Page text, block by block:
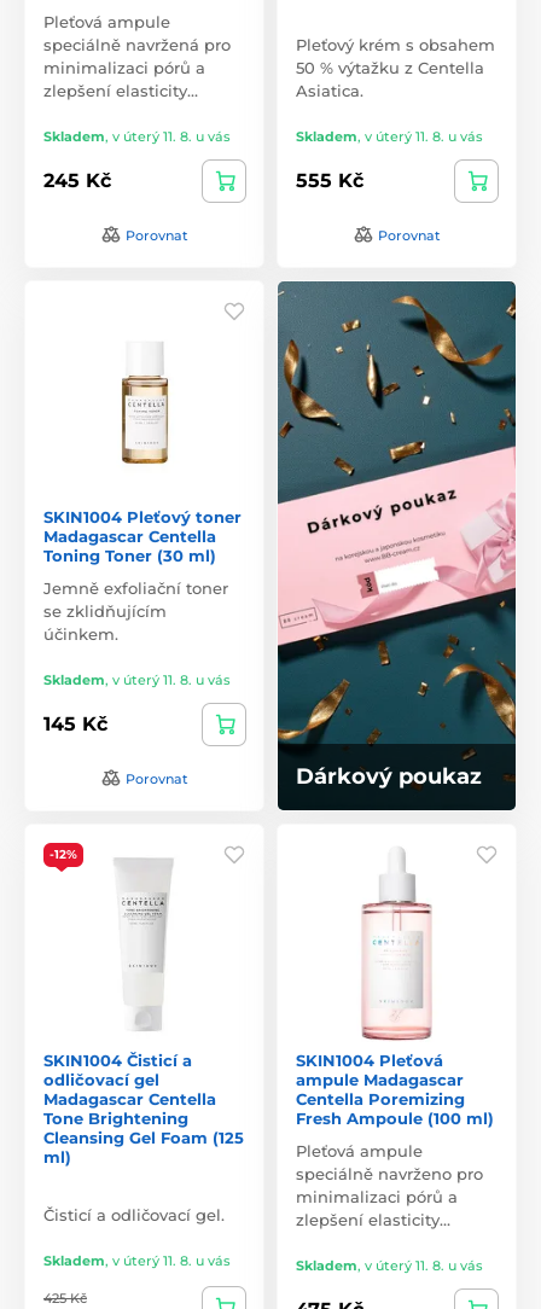
Pleťová ampule
speciálně navržená pro
minimalizaci pórů a
zlepšení elasticity…
Skladem, v úterý 11. 8. u vás
245 Kč
Porovnat
Pleťový krém s obsahem
50 % výtažku z Centella
Asiatica.
Skladem, v úterý 11. 8. u vás
555 Kč
Porovnat
SKIN1004 Pleťový toner
Madagascar Centella
Toning Toner (30 ml)
Jemně exfoliační toner
se zklidňujícím
účinkem.
Skladem, v úterý 11. 8. u vás
145 Kč
Porovnat Dárkový poukaz
-12%
SKIN1004 Čisticí a
odličovací gel
Madagascar Centella
Tone Brightening
Cleansing Gel Foam (125
ml)
Čisticí a odličovací gel.
Skladem, v úterý 11. 8. u vás
425 Kč
SKIN1004 Pleťová
ampule Madagascar
Centella Poremizing
Fresh Ampoule (100 ml)
Pleťová ampule
speciálně navrženo pro
minimalizaci pórů a
zlepšení elasticity…
Skladem, v úterý 11. 8. u vás